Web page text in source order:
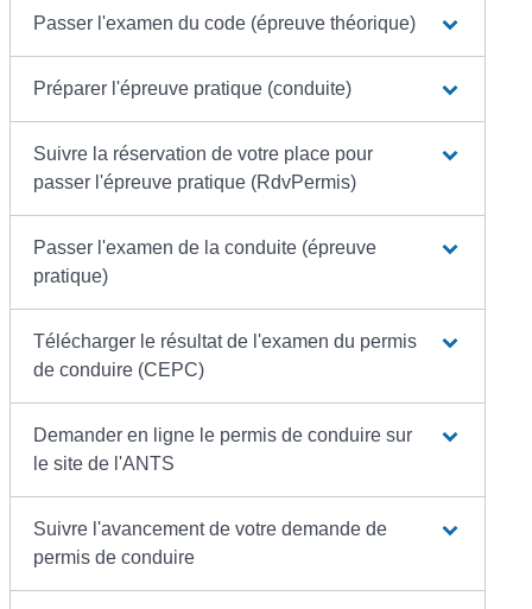
Passer l'examen du code (épreuve théorique)
Préparer l'épreuve pratique (conduite)
Suivre la réservation de votre place pour
passer l'épreuve pratique (RdvPermis)
Passer l'examen de la conduite (épreuve
pratique)
Télécharger le résultat de l'examen du permis
de conduire (CEPC)
Demander en ligne le permis de conduire sur
le site de l'ANTS
Suivre l'avancement de votre demande de
permis de conduire